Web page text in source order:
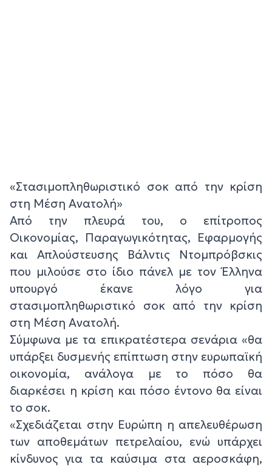
«Στασιμοπληθωριστικό σοκ από την κρίση
στη Μέση Ανατολή»
Από την πλευρά του, ο επίτροπος
Οικονομίας, Παραγωγικότητας, Εφαρμογής
και Απλούστευσης Βάλντις Ντομπρόβσκις
που μιλούσε στο ίδιο πάνελ με τον Έλληνα
υπουργό έκανε λόγο για
στασιμοπληθωριστικό σοκ από την κρίση
στη Μέση Ανατολή.
Σύμφωνα με τα επικρατέστερα σενάρια «θα
υπάρξει δυσμενής επίπτωση στην ευρωπαϊκή
οικονομία, ανάλογα με το πόσο θα
διαρκέσει η κρίση και πόσο έντονο θα είναι
το σοκ.
«Σχεδιάζεται στην Ευρώπη η απελευθέρωση
των αποθεμάτων πετρελαίου, ενώ υπάρχει
κίνδυνος για τα καύσιμα στα αεροσκάφη,